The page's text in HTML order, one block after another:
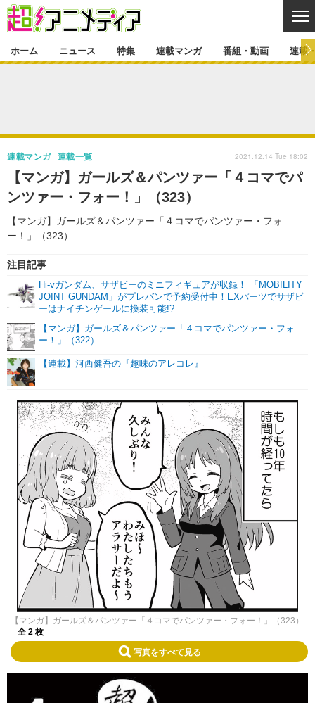
ゲーム・アプリ マンガ
グッズ
声優 コスプレ
特集一覧 カバー
ラキりす
連載マンガ
連載マンガ一覧 連載一覧
番組・動画
番組・動画一覧
動画
連載・ブログ
連載・ブログ一覧 コラム
ホーム ニュース 特集 連載マンガ 番組・動画 連載
【マンガ】ガールズ＆パンツァー「４コマでパ
ンツァー・フォー！」（323）
【マンガ】ガールズ＆パンツァー「４コマでパンツァー・フォ
ー！」（323）
連載マンガ 連載一覧
注目記事
Hi-vガンダム、サザビーのミニフィギュアが収録！ 「MOBILITY
JOINT GUNDAM」がプレバンで予約受付中！EXパーツでサザビ
ーはナイチンゲールに換装可能!?
【マンガ】ガールズ＆パンツァー「４コマでパンツァー・フォ
ー！」（322）
【連載】河西健吾の『趣味のアレコレ』
2021.12.14 Tue 18:02
【マンガ】ガールズ＆パンツァー「４コマでパンツァー・フォー！」（323）
全 2 枚
写真をすべて見る